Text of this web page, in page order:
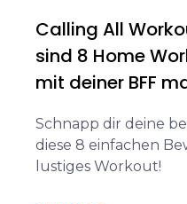
Calling All
sind 8 Home
mit deiner BFF
Schnapp dir deine
diese 8 einfachen
lustiges Workout!